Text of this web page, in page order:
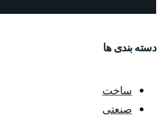
دسته بندی ها
ساخت
صنعتی